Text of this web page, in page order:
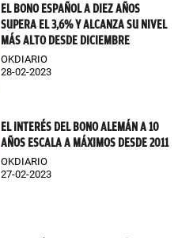
EL BONO ESPAÑOL A DIEZ AÑOS
SUPERA EL 3,6% Y ALCANZA SU NIVEL
MÁS ALTO DESDE DICIEMBRE
OKDIARIO
28-02-2023
EL INTERÉS DEL BONO ALEMÁN A 10
AÑOS ESCALA A MÁXIMOS DESDE 2011
OKDIARIO
27-02-2023